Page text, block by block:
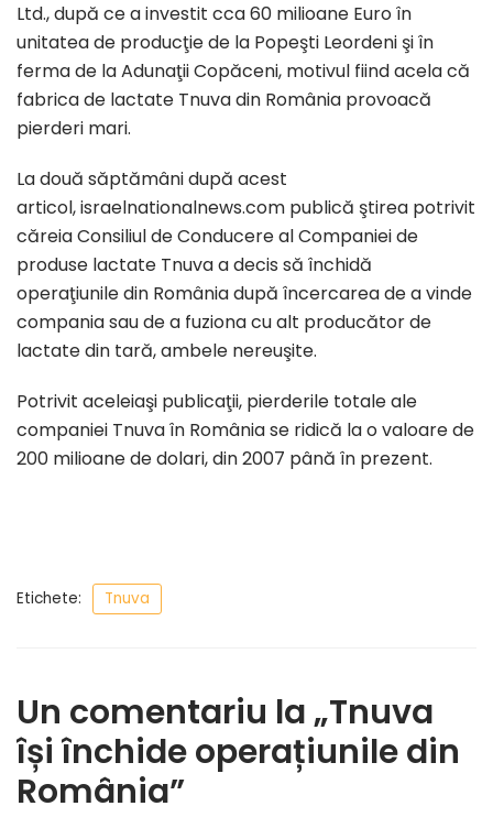
Ltd., după ce a investit cca 60 milioane Euro în
unitatea de producţie de la Popeşti Leordeni şi în
ferma de la Adunaţii Copăceni, motivul fiind acela că
fabrica de lactate Tnuva din România provoacă
pierderi mari.
La două săptămâni după acest
articol, israelnationalnews.com publică ştirea potrivit
căreia Consiliul de Conducere al Companiei de
produse lactate Tnuva a decis să închidă
operaţiunile din România după încercarea de a vinde
compania sau de a fuziona cu alt producător de
lactate din tară, ambele nereuşite.
Potrivit aceleiaşi publicaţii, pierderile totale ale
companiei Tnuva în România se ridică la o valoare de
200 milioane de dolari, din 2007 până în prezent.
Etichete: Tnuva
Un comentariu la „Tnuva
își închide operațiunile din
România”